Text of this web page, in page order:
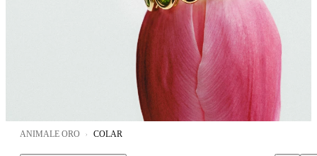
ANIMALE ORO COLAR